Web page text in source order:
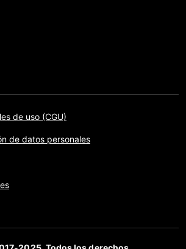
de uso (CGU)
de datos personales